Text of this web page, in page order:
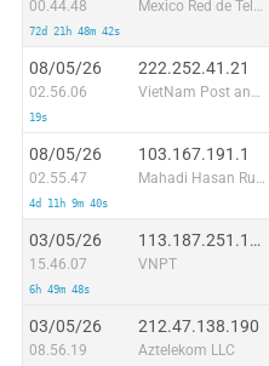
00.44.48
72d 21h 48m 42s
Mexico Red de Telecomunicaciones, S. de R.L. de C.V.
08/05/26
02.56.06
19s
222.252.41.21
VietNam Post and Telecom Corporation
08/05/26
02.55.47
4d 11h 9m 40s
103.167.191.1
Mahadi Hasan Rubel
03/05/26
15.46.07
6h 49m 48s
113.187.251.141
VNPT
03/05/26
08.56.19
212.47.138.190
Aztelekom LLC